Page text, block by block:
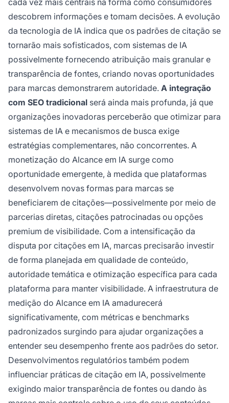
descobrem informações e tomam decisões. A evolução
da tecnologia de IA indica que os padrões de citação se
tornarão mais sofisticados, com sistemas de IA
possivelmente fornecendo atribuição mais granular e
transparência de fontes, criando novas oportunidades
para marcas demonstrarem autoridade. A integração
com SEO tradicional será ainda mais profunda, já que
organizações inovadoras perceberão que otimizar para
sistemas de IA e mecanismos de busca exige
estratégias complementares, não concorrentes. A
monetização do Alcance em IA surge como
oportunidade emergente, à medida que plataformas
desenvolvem novas formas para marcas se
beneficiarem de citações—possivelmente por meio de
parcerias diretas, citações patrocinadas ou opções
premium de visibilidade. Com a intensificação da
disputa por citações em IA, marcas precisarão investir
de forma planejada em qualidade de conteúdo,
autoridade temática e otimização específica para cada
plataforma para manter visibilidade. A infraestrutura de
medição do Alcance em IA amadurecerá
significativamente, com métricas e benchmarks
padronizados surgindo para ajudar organizações a
entender seu desempenho frente aos padrões do setor.
Desenvolvimentos regulatórios também podem
influenciar práticas de citação em IA, possivelmente
exigindo maior transparência de fontes ou dando às